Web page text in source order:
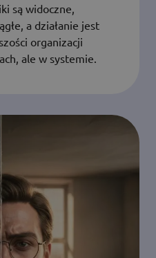
są widoczne,
a działanie jest
organizacji
ale w systemie.